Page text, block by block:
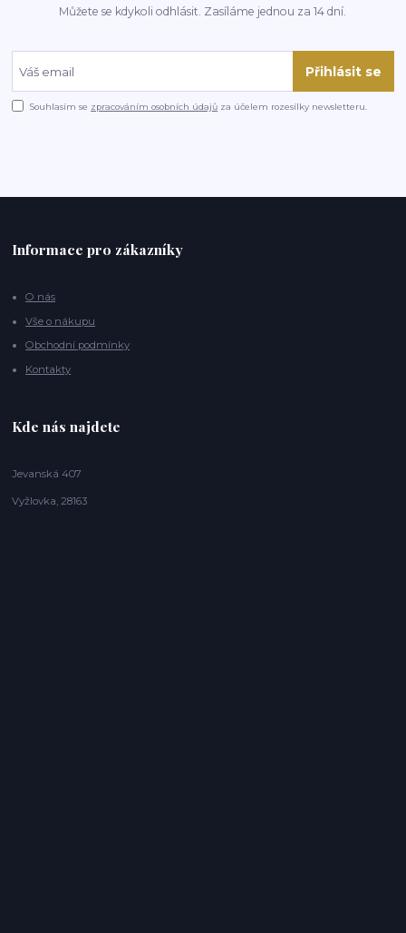
Můžete se kdykoli odhlásit. Zasíláme jednou za 14 dní.
Přihlásit se
Souhlasím se zpracováním osobních údajů za účelem rozesílky newsletteru.
Informace pro zákazníky
O nás
Vše o nákupu
Obchodní podmínky
Kontakty
Kde nás najdete
Jevanská 407
Vyžlovka, 28163